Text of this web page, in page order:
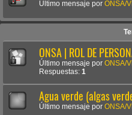
Último mensaje por ONSA/
ONSA | ROL DE
Último mensaje por ONSA/
Respuestas: 1
Agua verde (algas
Último mensaje por ONSA/